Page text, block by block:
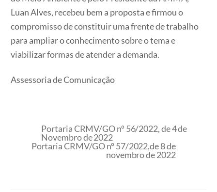
Luan Alves, recebeu bem a proposta e firmou o
compromisso de constituir uma frente de trabalho
para ampliar o conhecimento sobre o tema e
viabilizar formas de atender a demanda.
Assessoria de Comunicação
Portaria CRMV/GO nº 56/2022, de 4 de
Novembro de 2022
Portaria CRMV/GO nº 57/2022,de 8 de
novembro de 2022